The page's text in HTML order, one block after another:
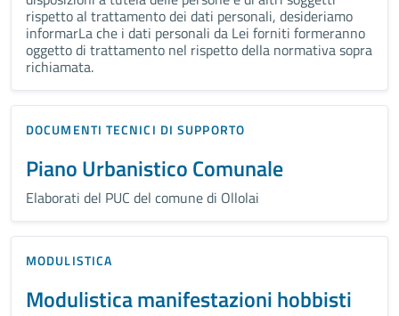
rispetto al trattamento dei dati personali, desideriamo
informarLa che i dati personali da Lei forniti formeranno
oggetto di trattamento nel rispetto della normativa sopra
richiamata.
DOCUMENTI TECNICI DI SUPPORTO
Piano Urbanistico Comunale
Elaborati del PUC del comune di Ollolai
MODULISTICA
Modulistica manifestazioni hobbisti